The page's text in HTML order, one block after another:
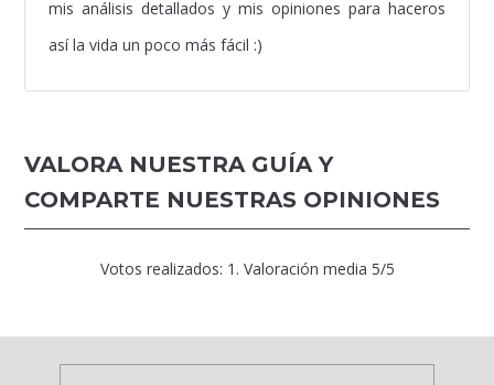
mis análisis detallados y mis opiniones para haceros
así la vida un poco más fácil :)
VALORA NUESTRA GUÍA Y
COMPARTE NUESTRAS OPINIONES
Votos realizados: 1 . Valoración media 5/5